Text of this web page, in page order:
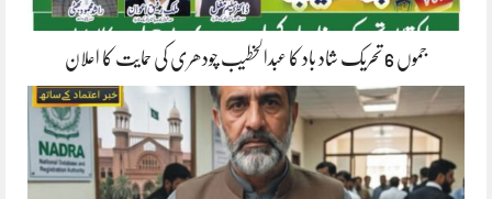
جموں 6 تحریک شاد باد کا عبدالخطیب چودھری کی حمایت کا اعلان